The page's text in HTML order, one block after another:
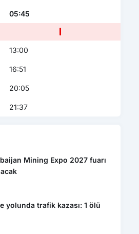
05:45
13:00
16:51
20:05
21:37
Mining Expo 2027 fuarı
yolunda trafik kazası: 1 ölü